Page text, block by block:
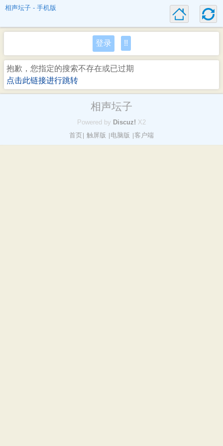
相声坛子 - 手机版
登录 !!
抱歉，您指定的搜索不存在或已过期
点击此链接进行跳转
相声坛子
Powered by Discuz! X2
首页 触屏版 电脑版 客户端